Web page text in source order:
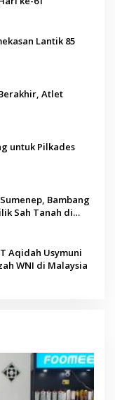
Lantik 85
Atlet
untuk Pilkades
Bambang
Sah Tanah di
Aqidah Usymuni
WNI di Malaysia